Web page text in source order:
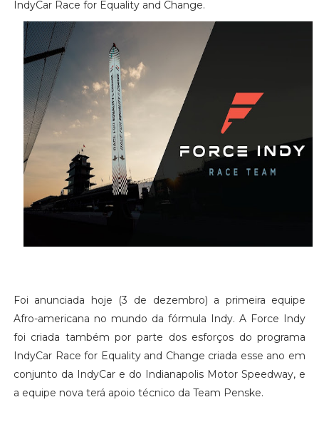
IndyCar Race for Equality and Change.
Foi anunciada hoje (3 de dezembro) a primeira equipe
Afro-americana no mundo da fórmula Indy. A Force Indy
foi criada também por parte dos esforços do programa
IndyCar Race for Equality and Change criada esse ano em
conjunto da IndyCar e do Indianapolis Motor Speedway, e
a equipe nova terá apoio técnico da Team Penske.